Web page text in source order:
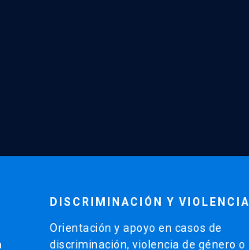
DISCRIMINACIÓN Y VIOLENCIA
Orientación y apoyo en casos de
discriminación, violencia de género o